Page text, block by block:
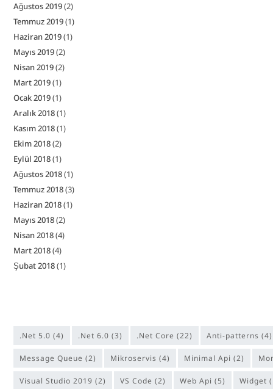
Ağustos 2019(2)
Temmuz 2019(1)
Haziran 2019(1)
Mayıs 2019(2)
Nisan 2019(2)
Mart 2019(1)
Ocak 2019(1)
Aralık 2018(1)
Kasım 2018(1)
Ekim 2018(2)
Eylül 2018(1)
Ağustos 2018(1)
Temmuz 2018(3)
Haziran 2018(1)
Mayıs 2018(2)
Nisan 2018(4)
Mart 2018(4)
Şubat 2018(1)
.Net 5.0 (4) .Net 6.0 (3) .Net Core (22) anti-patterns (4)
Message Queue (2) Mikroservis (4) Minimal Api (2)
Visual Studio 2019 (2) VS Code (2) Web Api (5) Widget